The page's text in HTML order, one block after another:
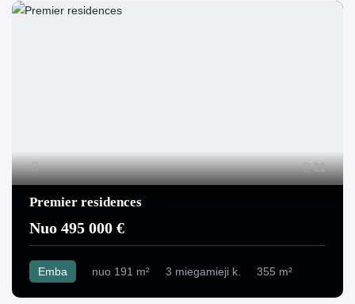
11
Premier residences
Nuo 495 000 €
Emba nuo 191 m² 3 miegamieji k. 355 m²